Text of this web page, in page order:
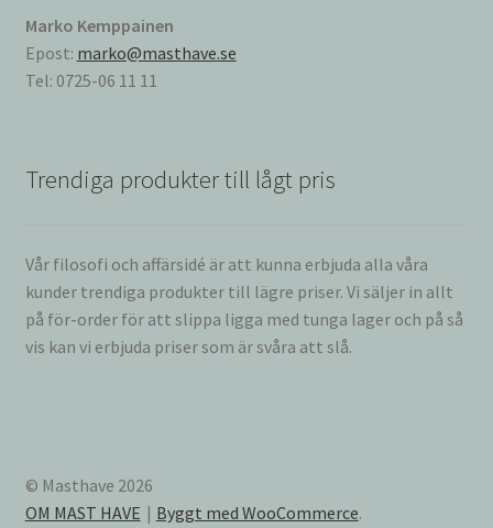
Marko Kemppainen
Epost: marko@masthave.se
Tel: 0725-06 11 11
Trendiga produkter till lågt pris
Vår filosofi och affärsidé är att kunna erbjuda alla våra
kunder trendiga produkter till lägre priser. Vi säljer in allt
på för-order för att slippa ligga med tunga lager och på så
vis kan vi erbjuda priser som är svåra att slå.
© Masthave 2026
OM MAST HAVE
Byggt med WooCommerce.